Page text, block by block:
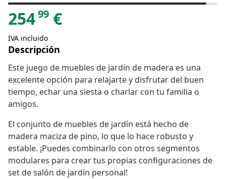
25499 €
IVA incluido
Descripción
Este juego de muebles de jardín de madera es una
excelente opción para relajarte y disfrutar del buen
tiempo, echar una siesta o charlar con tu familia o
amigos.
El conjunto de muebles de jardín está hecho de
madera maciza de pino, lo que lo hace robusto y
estable. ¡Puedes combinarlo con otros segmentos
modulares para crear tus propias configuraciones de
set de salón de jardín personal!